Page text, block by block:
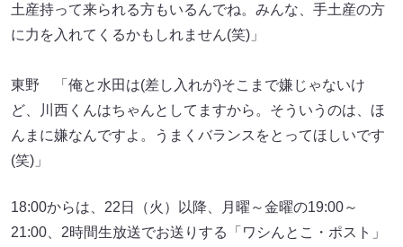
土産持って来られる方もいるんでね。みんな、手土産の方
に力を入れてくるかもしれません(笑)」
東野 「俺と水田は(差し入れが)そこまで嫌じゃないけ
ど、川西くんはちゃんとしてますから。そういうのは、ほ
んまに嫌なんですよ。うまくバランスをとってほしいです
(笑)」
18:00からは、22日（火）以降、月曜～金曜の19:00～
21:00、2時間生放送でお送りする「ワシんとこ・ポスト」